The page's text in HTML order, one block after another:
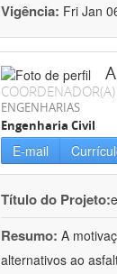
Vigência: Fri Jan
COORDENADOR(A)
ENGENHARIAS
Engenharia Civil
E-mail
Título do Projeto:
Resumo: A
alternativos ao